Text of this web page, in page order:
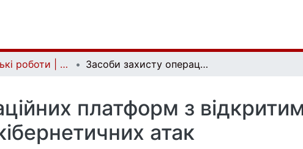
Бакалаврські роботи | Bachelor theses Засоби захисту операційних платформ з відкритим кодом від кібернетичних атак
платформ з
атак